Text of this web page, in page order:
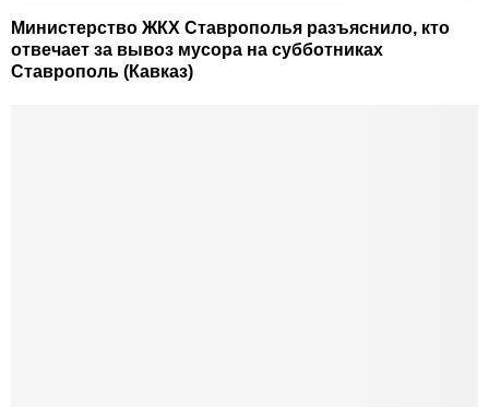
Министерство ЖКХ Ставрополья разъяснило, кто
отвечает за вывоз мусора на субботниках
Ставрополь (Кавказ)